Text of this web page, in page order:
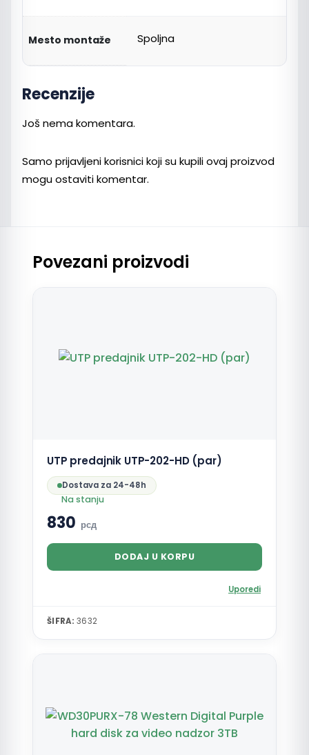
Mesto montaže Spoljna
Recenzije
Još nema komentara.
Samo prijavljeni korisnici koji su kupili ovaj proizvod
mogu ostaviti komentar.
Povezani proizvodi
UTP predajnik UTP-202-HD (par)
Dostava za 24-48h
Na stanju
830 рсд
DODAJ U KORPU
Uporedi
ŠIFRA: 3632